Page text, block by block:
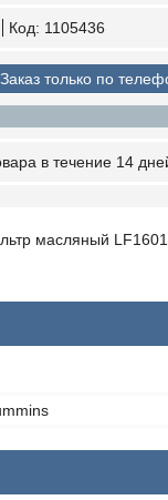
Код: 1105436
Заказ только по
в течение 14
масляный